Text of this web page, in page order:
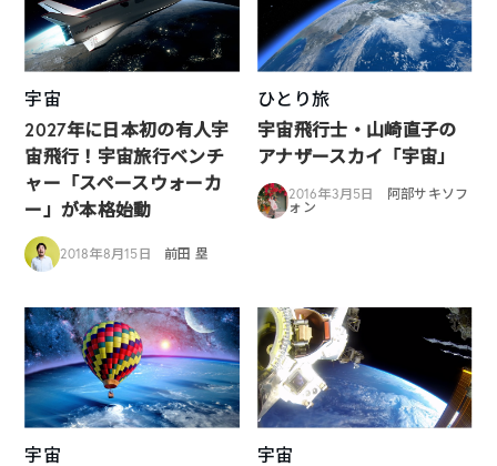
宇宙
2027年に日本初の有人宇
宙飛行！宇宙旅行ベンチ
ャー「スペースウォーカ
ー」が本格始動
2018年8月15日 前田 塁
ひとり旅
宇宙飛行士・山崎直子の
アナザースカイ「宇宙」
2016年3月5日
阿部サキソフ
ォン
宇宙
宇宙